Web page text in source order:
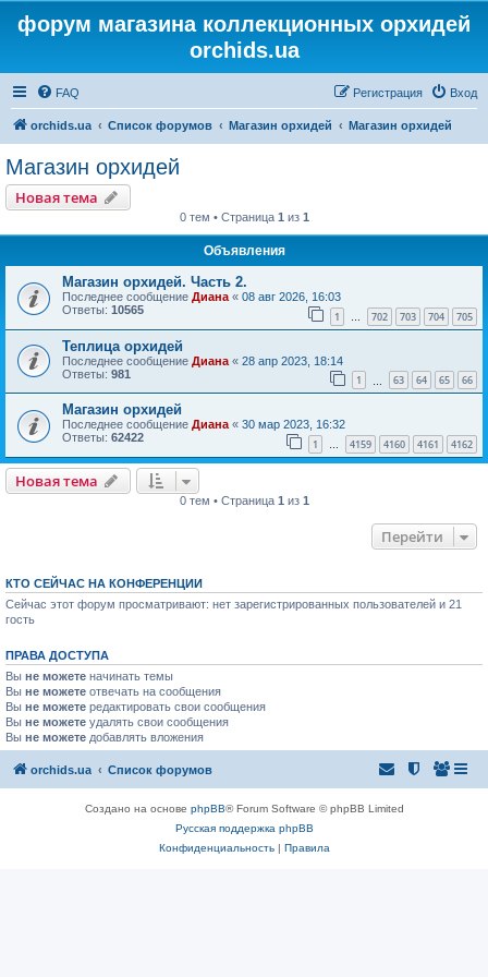
форум магазина коллекционных орхидей
orchids.ua
FAQ Вход
Регистрация
orchids.ua Список форумов Магазин орхидей Магазин орхидей
Магазин орхидей
Новая тема
0 тем • Страница 1 из 1
Объявления
Магазин орхидей. Часть 2.
Последнее сообщение Диана « 08 авг 2026, 16:03
Ответы: 10565 1 … 702 703 704 705
Теплица орхидей
Последнее сообщение Диана « 28 апр 2023, 18:14
Ответы: 981 1 63 64 65 66
Магазин орхидей
Последнее сообщение Диана « 30 мар 2023, 16:32
Ответы: 62422 1 … 4159 4160 4161 4162
Новая тема
0 тем • Страница 1 из 1
Перейти
КТО СЕЙЧАС НА КОНФЕРЕНЦИИ
Сейчас этот форум просматривают: нет зарегистрированных пользователей и 21
гость
ПРАВА ДОСТУПА
Вы не можете начинать темы
Вы не можете отвечать на сообщения
Вы не можете редактировать свои сообщения
Вы не можете удалять свои сообщения
Вы не можете добавлять вложения
orchids.ua Список форумов
Создано на основе phpBB® Forum Software © phpBB Limited
Русская поддержка phpBB
Конфиденциальность| Правила